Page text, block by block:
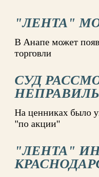
"ЛЕНТА"
В Анапе может
торговли
СУД
На ценниках было
"по акции"
"ЛЕНТА"